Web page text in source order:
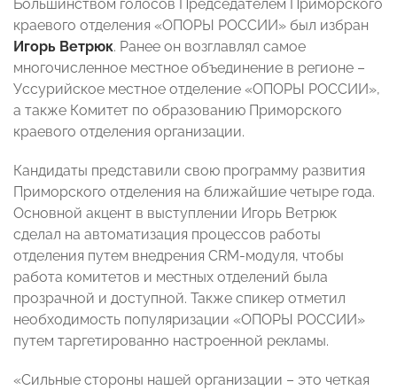
Большинством голосов Председателем Приморского
краевого отделения «ОПОРЫ РОССИИ» был избран
Игорь Ветрюк. Ранее он возглавлял самое
многочисленное местное объединение в регионе –
Уссурийское местное отделение «ОПОРЫ РОССИИ»,
а также Комитет по образованию Приморского
краевого отделения организации.
Кандидаты представили свою программу развития
Приморского отделения на ближайшие четыре года.
Основной акцент в выступлении Игорь Ветрюк
сделал на автоматизация процессов работы
отделения путем внедрения CRM-модуля, чтобы
работа комитетов и местных отделений была
прозрачной и доступной. Также спикер отметил
необходимость популяризации «ОПОРЫ РОССИИ»
путем таргетированно настроенной рекламы.
«Сильные стороны нашей организации – это четкая